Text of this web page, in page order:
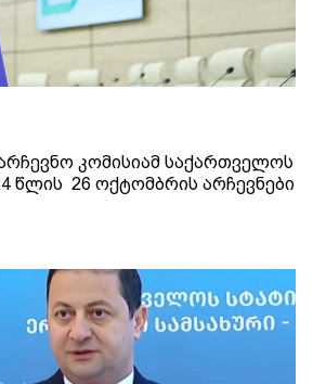
კომისიამ საქართველოს
წლის 26 ოქტომბრის არჩევნები